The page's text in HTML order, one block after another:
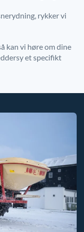
rykker vi
kan vi høre om dine
et specifikt